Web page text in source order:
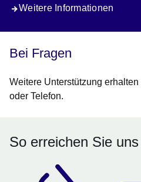
Weitere Informationen
Bei Fragen
Weitere Unterstützung
oder Telefon.
So erreichen Sie uns